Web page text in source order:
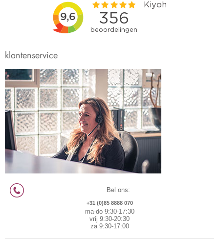
klantenservice
Bel ons:
+31 (0)85 8888 070
ma-do 9:30-17:30
vrij 9:30-20:30
za 9:30-17:00